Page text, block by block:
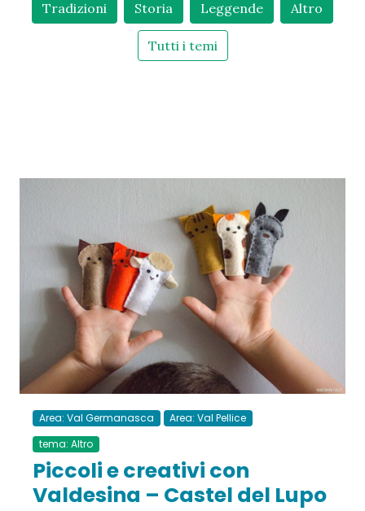
Tradizioni Storia Leggende Altro
Tutti i temi
Area: Val Germanasca
Area: Val Pellice
tema: Altro
Piccoli e creativi con
Valdesina – Castel del Lupo